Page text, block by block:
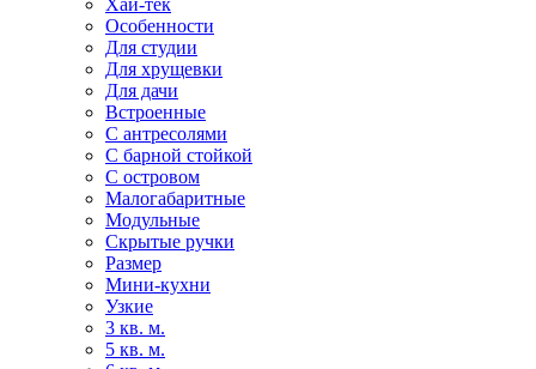
Хай-тек
Особенности
Для студии
Для хрущевки
Для дачи
Встроенные
С антресолями
С барной стойкой
С островом
Малогабаритные
Модульные
Скрытые ручки
Размер
Мини-кухни
Узкие
3 кв. м.
5 кв. м.